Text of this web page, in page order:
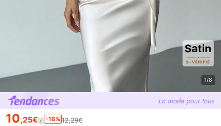
1/8
10,25€ -16% 12,29€